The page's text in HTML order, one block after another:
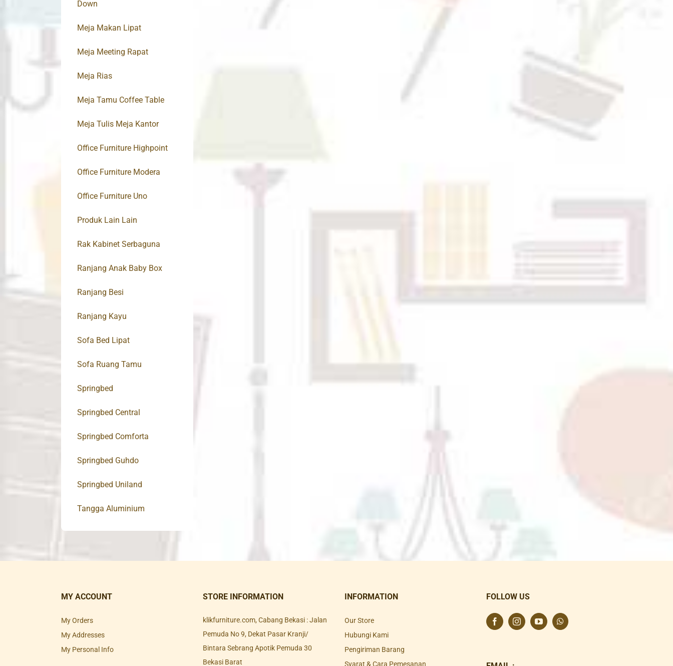
Down
Meja Makan Lipat
Meja Meeting Rapat
Meja Rias
Meja Tamu Coffee Table
Meja Tulis Meja Kantor
Office Furniture Highpoint
Office Furniture Modera
Office Furniture Uno
Produk Lain Lain
Rak Kabinet Serbaguna
Ranjang Anak Baby Box
Ranjang Besi
Ranjang Kayu
Sofa Bed Lipat
Sofa Ruang Tamu
Springbed
Springbed Central
Springbed Comforta
Springbed Guhdo
Springbed Uniland
Tangga Aluminium
MY ACCOUNT
My Orders
My Addresses
My Personal Info
STORE INFORMATION
klikfurniture.com, Cabang Bekasi : Jalan
Pemuda No 9, Dekat Pasar Kranji/
Bintara Sebrang Apotik Pemuda 30
Bekasi Barat
INFORMATION
Our Store
Hubungi Kami
Pengiriman Barang
Syarat & Cara Pemesanan
FOLLOW US